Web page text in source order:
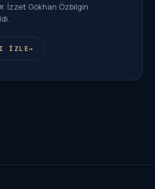
İzzet Gökhan Özbilgin
İZLE→